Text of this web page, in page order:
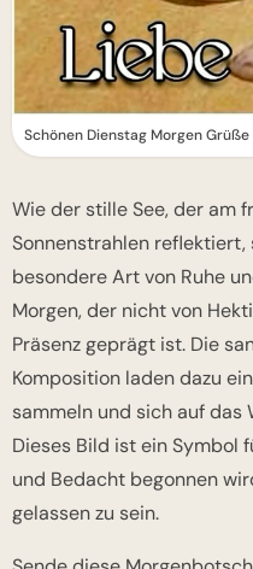
Schönen Dienstag Morgen Grüße
Wie der stille See, der am
Sonnenstrahlen
besondere Art von Ruhe
Morgen, der nicht von
Präsenz geprägt ist. Die
Komposition laden dazu
sammeln und sich auf das
Dieses Bild ist ein Symbol
und Bedacht begonnen
gelassen zu sein.